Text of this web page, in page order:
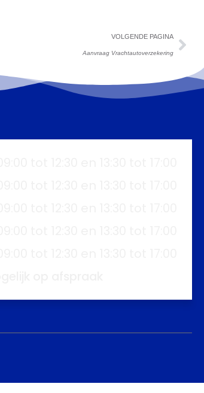
VOLGENDE PAGINA
Aanvraag Vrachtautoverzekering